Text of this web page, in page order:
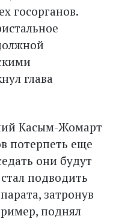
госорганов.
глава
Касым-Жомарт
потерпеть еще
они будут
подводить
затронув
поднял